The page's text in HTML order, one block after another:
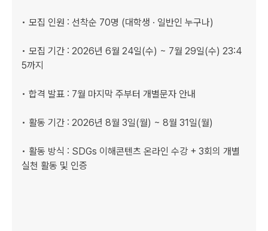
• 모집 인원 : 선착순 70명 (대학생 · 일반인 누구나)
• 모집 기간 : 2026년 6월 24일(수) ~ 7월 29일(수) 23:4
5까지
• 합격 발표 : 7월 마지막 주부터 개별문자 안내
• 활동 기간 : 2026년 8월 3일(월) ~ 8월 31일(월)
• 활동 방식 : SDGs 이해콘텐츠 온라인 수강 + 3회의 개별
실천 활동 및 인증